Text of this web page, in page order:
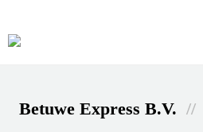
Betuwe Express B.V. //